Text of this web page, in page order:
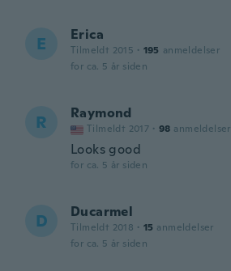
E Erica
Tilmeldt 2015 · 195 anmeldelser
for ca. 5 år siden
R Raymond
Tilmeldt 2017 · 98 anmeldelser
Looks good
for ca. 5 år siden
D Ducarmel
Tilmeldt 2018 · 15 anmeldelser
for ca. 5 år siden